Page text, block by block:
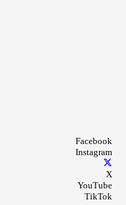
Facebook
Instagram
X
YouTube
TikTok